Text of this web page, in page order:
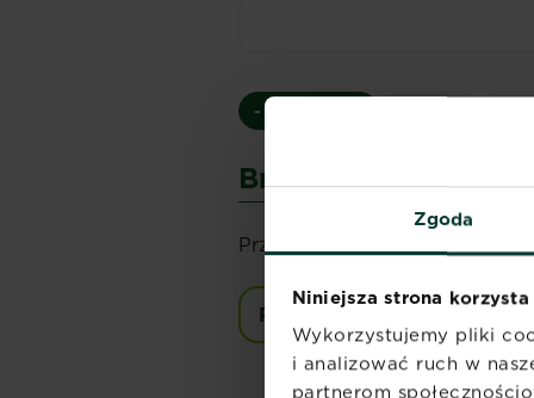
Zgoda
Niniejsza strona
Wykorzystujemy pliki
i analizować ruch w
partnerom
- Wszystkie -
Brak wyników
Przepraszamy, nie możemy
Przejrzyj wszystkie choroby